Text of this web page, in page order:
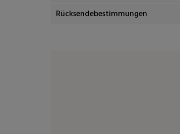
Rücksendebestimmungen